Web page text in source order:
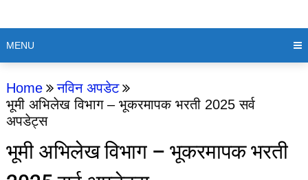
MENU
Home
नविन अपडेट
भूमी अभिलेख विभाग – भूकरमापक भरती 2025 सर्व
अपडेट्स
भूमी अभिलेख विभाग – भूकरमापक भरती